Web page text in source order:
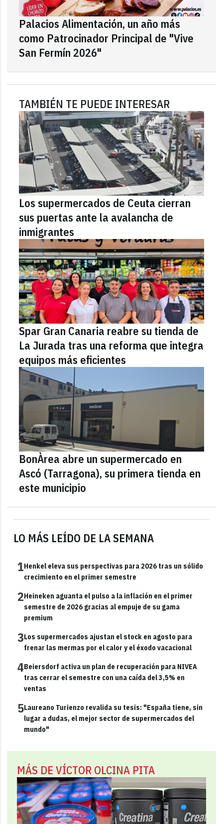
LO MÁS LEÍDO DE LA SEMANA
1Henkel eleva sus perspectivas para 2026 tras un sólido
crecimiento en el primer semestre
2Heineken aguanta el pulso a la inflación en el primer
semestre de 2026 gracias al empuje de su gama
premium
3Los supermercados ajustan el stock en agosto para
frenar las mermas por el calor y el éxodo vacacional
4Beiersdorf activa un plan de recuperación para NIVEA
tras cerrar el semestre con una caída del 3,5% en
ventas
5Laureano Turienzo revalida su tesis: "España tiene, sin
lugar a dudas, el mejor sector de supermercados del
mundo"
MÁS DE VÍCTOR OLCINA PITA
Palacios Alimentación, un año más
como Patrocinador Principal de "Vive
San Fermín 2026"
TAMBIÉN TE PUEDE INTERESAR
Los supermercados de Ceuta cierran
sus puertas ante la avalancha de
inmigrantes
Spar Gran Canaria reabre su tienda de
La Jurada tras una reforma que integra
equipos más eficientes
BonÀrea abre un supermercado en
Ascó (Tarragona), su primera tienda en
este municipio